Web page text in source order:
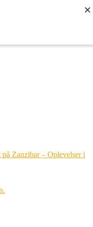
Zanzibar – Oplevelser i